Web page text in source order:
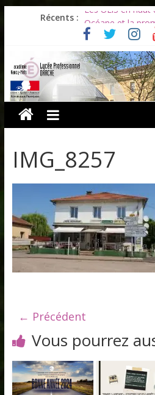
Récents : Les ULiS en haut
Océane et la
Bonnes vacances
Infos rentrée
Soirée d’adieux
IMG_8257
← Précédent
Vous pourrez